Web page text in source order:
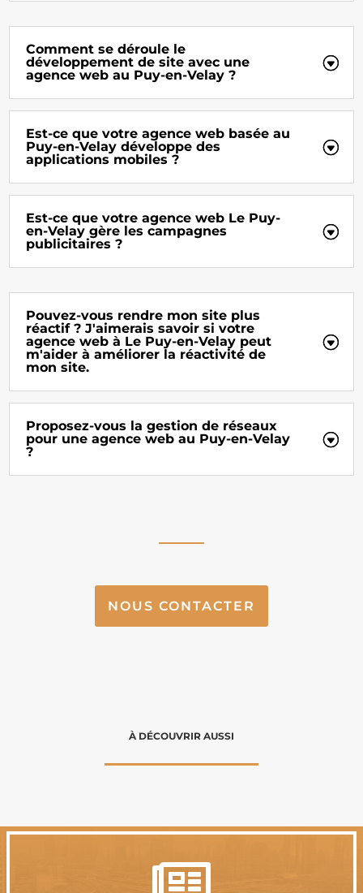
Comment se déroule le
développement de site avec une
agence web au Puy-en-Velay ?
Est-ce que votre agence web basée au
Puy-en-Velay développe des
applications mobiles ?
Est-ce que votre agence web Le Puy-
en-Velay gère les campagnes
publicitaires ?
Pouvez-vous rendre mon site plus
réactif ? J'aimerais savoir si votre
agence web à Le Puy-en-Velay peut
m'aider à améliorer la réactivité de
mon site.
Proposez-vous la gestion de réseaux
pour une agence web au Puy-en-Velay
?
NOUS CONTACTER
À DÉCOUVRIR AUSSI
